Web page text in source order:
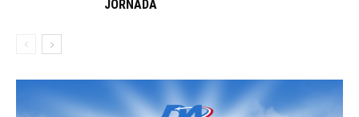
JORNADA